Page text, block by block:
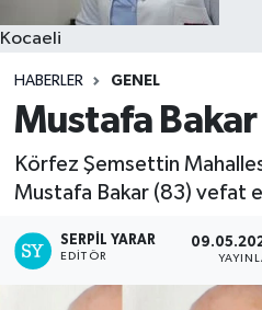
Kocaeli
HABERLER GENEL
Mustafa
Körfez Şemsettin
Mustafa Bakar (83) vefat
SERPİL YARAR
EDITÖR